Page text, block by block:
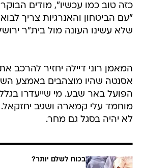
כזה טוב כמו עכשיו", מודים
"עם הביטחון והאנרגיות צריך
שלא עשינו העונה מול בית"ר
המאמן רוני דיילה יחזיר להרכב את
אסנטה שהיו מוצהבים באמצע
הפועל באר שבע. מי שייעדרו
מוחמד עלי קמארה ושגיב יחזקאל.
לא יהיה בסגל גם מחר.
בכוח לשלם יותר?